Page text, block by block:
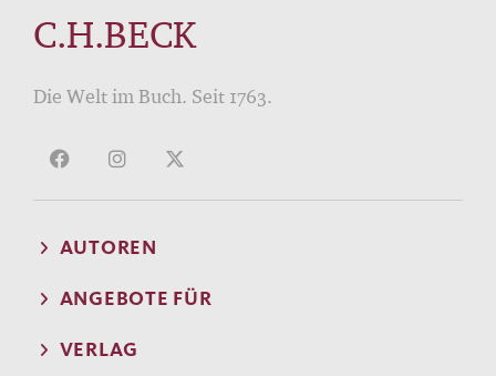
C.H.BECK
Die Welt im Buch. Seit 1763.
AUTOREN
ANGEBOTE FÜR
VERLAG